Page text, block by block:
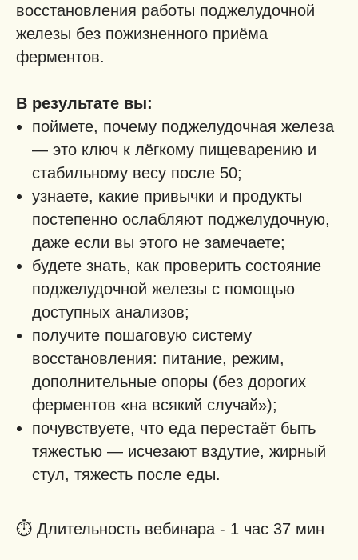
восстановления работы поджелудочной
железы без пожизненного приёма
ферментов.
В результате вы:
поймете, почему поджелудочная железа
— это ключ к лёгкому пищеварению и
стабильному весу после 50;
узнаете, какие привычки и продукты
постепенно ослабляют поджелудочную,
даже если вы этого не замечаете;
будете знать, как проверить состояние
поджелудочной железы с помощью
доступных анализов;
получите пошаговую систему
восстановления: питание, режим,
дополнительные опоры (без дорогих
ферментов «на всякий случай»);
почувствуете, что еда перестаёт быть
тяжестью — исчезают вздутие, жирный
стул, тяжесть после еды.
⏱️ Длительность вебинара - 1 час 37 мин